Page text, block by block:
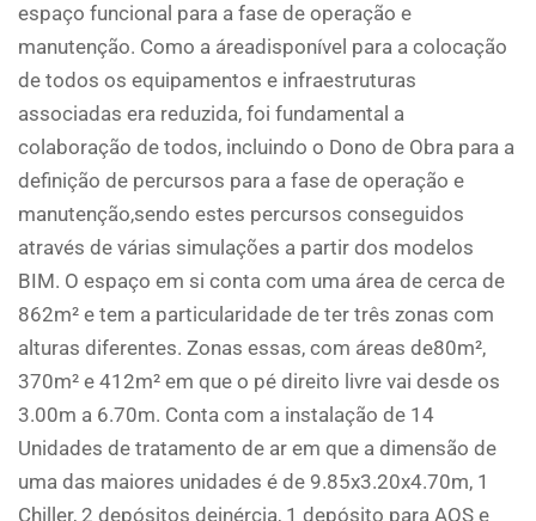
espaço funcional para a fase de operação e
manutenção. Como a áreadisponível para a colocação
de todos os equipamentos e infraestruturas
associadas era reduzida, foi fundamental a
colaboração de todos, incluindo o Dono de Obra para a
definição de percursos para a fase de operação e
manutenção,sendo estes percursos conseguidos
através de várias simulações a partir dos modelos
BIM. O espaço em si conta com uma área de cerca de
862m² e tem a particularidade de ter três zonas com
alturas diferentes. Zonas essas, com áreas de80m²,
370m² e 412m² em que o pé direito livre vai desde os
3.00m a 6.70m. Conta com a instalação de 14
Unidades de tratamento de ar em que a dimensão de
uma das maiores unidades é de 9.85x3.20x4.70m, 1
Chiller, 2 depósitos deinércia, 1 depósito para AQS e